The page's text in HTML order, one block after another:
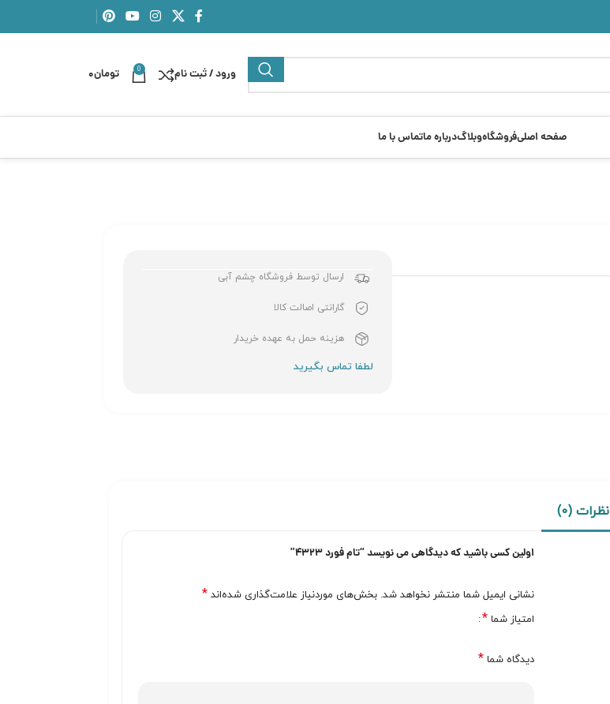
ورود / ثبت نام 0 تومان0
صفحه اصلیفروشگاهوبلاگدرباره ماتماس با ما
ارسال توسط فروشگاه چشم آبی
گارانتی اصالت کالا
هزینه حمل به عهده خریدار
نظرات (0)
اولین کسی باشید که دیدگاهی می نویسد “تام فورد 4323”
نشانی ایمیل شما منتشر نخواهد شد. بخش‌های موردنیاز علامت‌گذاری شده‌اند *
امتیاز شما *
دیدگاه شما *